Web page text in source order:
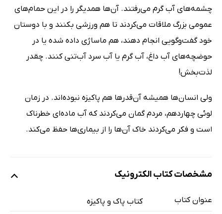
چشمه‌های آب گرم می‌رفتند. آن‌ها همدیگر را در این حمام‌های
عمومی بزرگ ملاقات می‌کردند تا هم ورزشی بکنند و با دوستان
خود گفت‌وگویی انجام دهند، هم ماساژی داده شده یا در
حوضچه‌های آب داغ، آب گرم یا آب سرد آب‌تنی کنند. چقدر
لذت‌بخش!
ولی انسان‌ها همیشه آن‌قدرها هم پاکیزه نبوده‌اند. در زمان
لوئی چهاردهم، مردم گمان می‌کردند که آب ماده‌ای خطرناک
است و فکر می‌کردند خاک آن‌ها را از بیماری‌ها حفظ می‌کند.
مشخصات کتاب الکترونیک
عنوان کتاب
کتاب پاک و پاکیزه